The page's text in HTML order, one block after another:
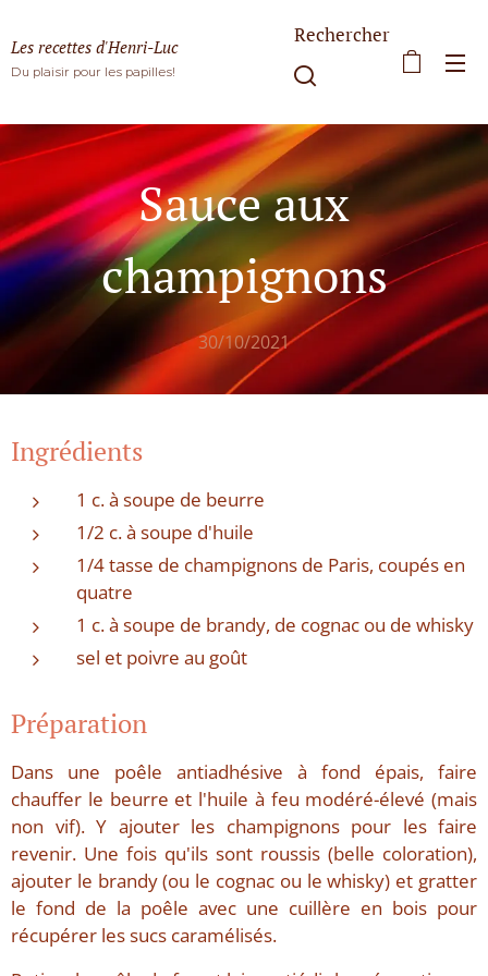
Les recettes d'Henri-Luc
Du plaisir pour les papilles!
Rechercher
Sauce aux
champignons
30/10/2021
Ingrédients
1 c. à soupe de beurre
1/2 c. à soupe d'huile
1/4 tasse de champignons de Paris, coupés en
quatre
1 c. à soupe de brandy, de cognac ou de whisky
sel et poivre au goût
Préparation
Dans une poêle antiadhésive à fond épais, faire
chauffer le beurre et l'huile à feu modéré-élevé (mais
non vif). Y ajouter les champignons pour les faire
revenir. Une fois qu'ils sont roussis (belle coloration),
ajouter le brandy (ou le cognac ou le whisky) et gratter
le fond de la poêle avec une cuillère en bois pour
récupérer les sucs caramélisés.